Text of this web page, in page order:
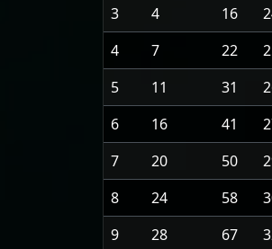
3
4 16
4
7 22
5
11 31
6
16 41
7
20 50
8
24 58
9
28 67